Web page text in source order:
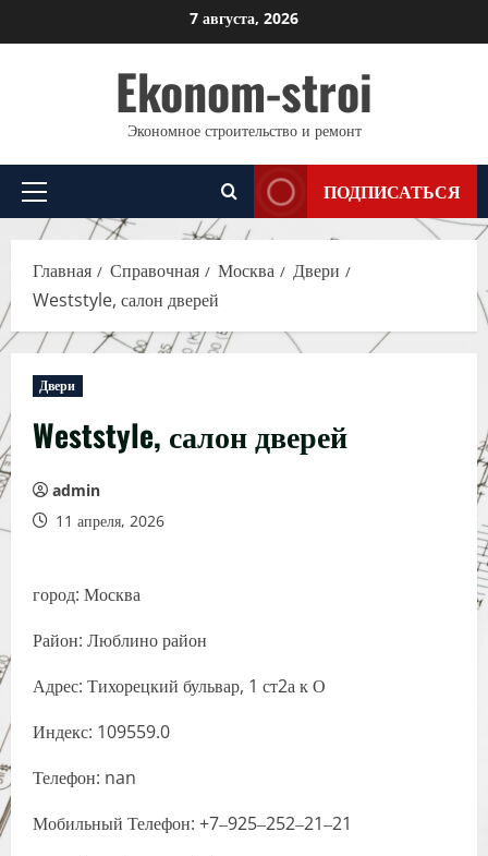
к
7 августа, 2026
Ekonom-stroi
Экономное строительство и ремонт
Основное
меню
ПОДПИСАТЬСЯ
Главная Справочная Москва
Двери
Weststyle, салон дверей
Двери
Weststyle, салон дверей
admin
11 апреля, 2026
город: Москва
Район: Люблино район
Адрес: Тихорецкий бульвар, 1 ст2а к О
Индекс: 109559.0
Телефон: nan
Мобильный Телефон: +7‒925‒252‒21‒21